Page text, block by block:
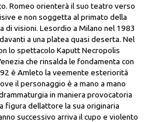
Romeo orienterà il suo teatro verso
e non soggetta al primato della
di visioni. Lesordio a Milano nel 1983
a una platea quasi deserta. Nel
lo spettacolo Kaputt Necropolis
che rinsalda le fondamenta con
è Amleto la veemente esteriorità
il personaggio è a mano a mano
in maniera provocatoria
figura dellattore la sua originaria
successivo arriva il cupo e violento